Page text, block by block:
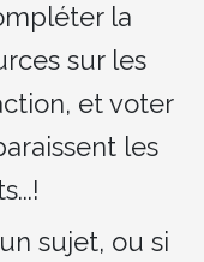
la
sur les
et voter
les
sujet, ou si